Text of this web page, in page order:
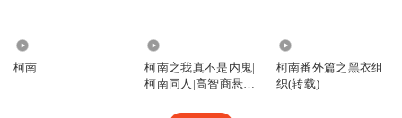
柯南
柯南之我真不是内鬼|
柯南同人|高智商悬
柯南番外篇之黑衣组
织(转载)